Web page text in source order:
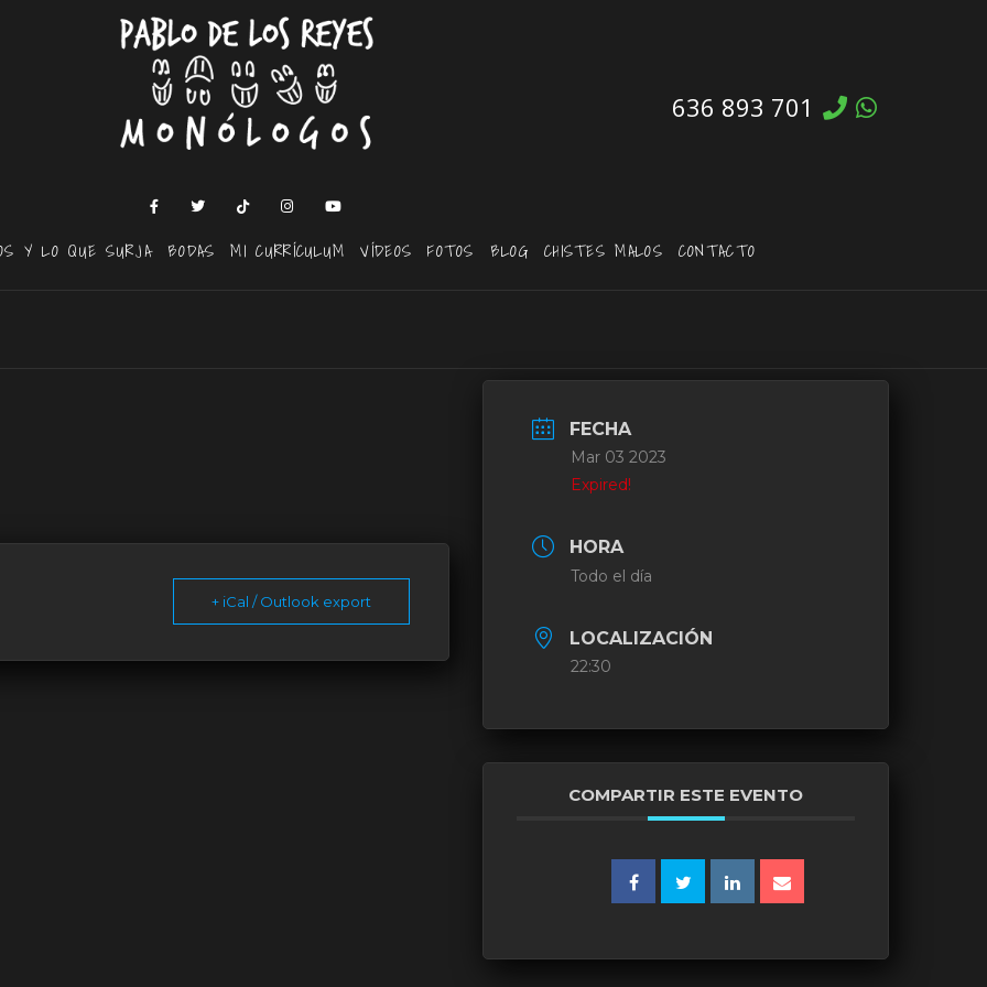
636 893 701
Y LO QUE SURJA BODAS MI CURRÍCULUM VÍDEOS FOTOS BLOG CHISTES MALOS CONTACTO
+ iCal / Outlook export
FECHA
Mar 03 2023
Expired!
HORA
Todo el día
LOCALIZACIÓN
22:30
COMPARTIR ESTE EVENTO